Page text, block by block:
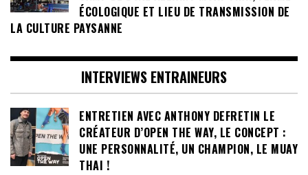
ÉCOLOGIQUE ET LIEU DE TRANSMISSION DE
LA CULTURE PAYSANNE
INTERVIEWS ENTRAINEURS
ENTRETIEN AVEC ANTHONY DEFRETIN LE
CRÉATEUR D’OPEN THE WAY, LE CONCEPT :
UNE PERSONNALITÉ, UN CHAMPION, LE MUAY
THAI !